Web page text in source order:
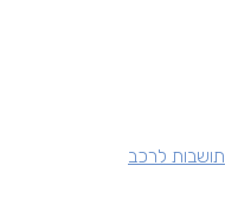
תושבות לרכב